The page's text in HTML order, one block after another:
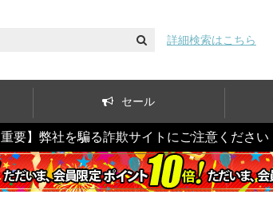
詳細検索はこちら
セール
重要】弊社を騙る詐欺サイトにご注意ください